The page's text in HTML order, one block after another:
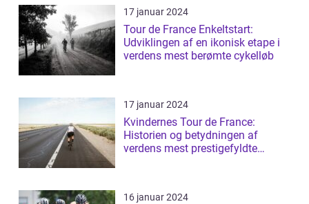
17 januar 2024
Tour de France Enkeltstart:
Udviklingen af en ikonisk etape i
verdens mest berømte cykelløb
17 januar 2024
Kvindernes Tour de France:
Historien og betydningen af
verdens mest prestigefyldte
16 januar 2024